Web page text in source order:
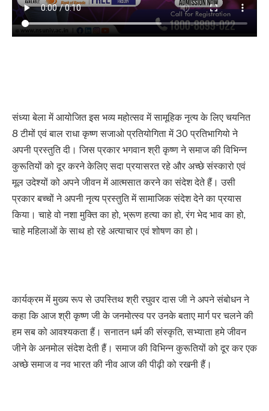
संध्या बेला में आयोजित इस भव्य महोत्सव में सामूहिक नृत्य के लिए चयनित
8 टीमों एवं बाल राधा कृष्ण सजाओ प्रतियोगिता में 30 प्रतिभागियो ने
अपनी प्रस्तुति दी। जिस प्रकार भगवान श्री कृष्ण ने समाज की विभिन्न
कुरूतियों को दूर करने केलिए सदा प्रयासरत रहे और अच्छे संस्कारो एवं
मूल उदेश्यों को अपने जीवन में आत्मसात करने का संदेश देते हैं। उसी
प्रकार बच्चों ने अपनी नृत्य प्रस्तुति में सामाजिक संदेश देने का प्रयास
किया। चाहे वो नशा मुक्ति का हो, भ्रूण हत्या का हो, रंग भेद भाव का हो,
चाहे महिलाओं के साथ हो रहे अत्याचार एवं शोषण का हो।
कार्यक्रम में मुख्य रूप से उपस्तिथ श्री रघुवर दास जी ने अपने संबोधन ने
कहा कि आज श्री कृष्ण जी के जनमोत्स्व पर उनके बताए मार्ग पर चलने की
हम सब को आवश्यकता हैं। सनातन धर्म की संस्कृति, सभ्याता हमे जीवन
जीने के अनमोल संदेश देती हैं। समाज की विभिन्न कुरूतियों को दूर कर एक
अच्छे समाज व नव भारत की नीव आज की पीढ़ी को रखनी हैं।